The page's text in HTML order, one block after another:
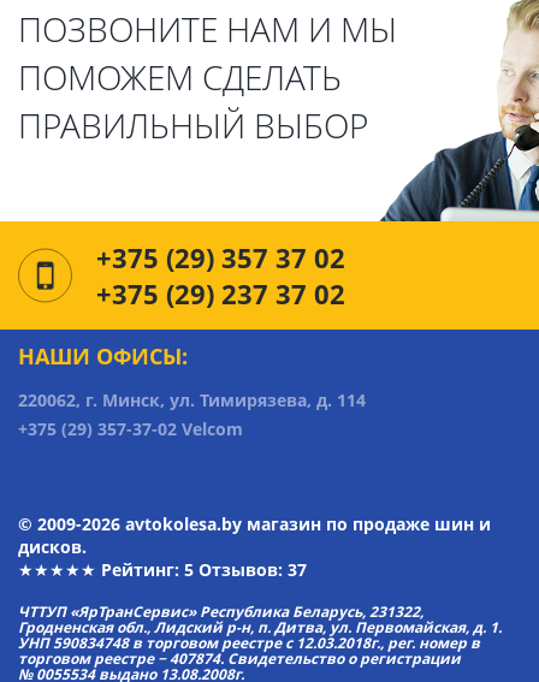
ПОЗВОНИТЕ НАМ И МЫ
ПОМОЖЕМ СДЕЛАТЬ
ПРАВИЛЬНЫЙ ВЫБОР
+375 (29) 357 37 02
+375 (29) 237 37 02
НАШИ ОФИСЫ:
220062, г. Минск, ул. Тимирязева, д. 114
+375 (29) 357-37-02 Velcom
© 2009-2026 avtokolesa.by магазин по продаже шин и
дисков.
★★★★★ Рейтинг: 5 Отзывов: 37
ЧТТУП «ЯрТранСервис» Республика Беларусь, 231322,
Гродненская обл., Лидский р-н, п. Дитва, ул. Первомайская, д. 1.
УНП 590834748 в торговом реестре с 12.03.2018г., рег. номер в
торговом реестре − 407874. Свидетельство о регистрации
№ 0055534 выдано 13.08.2008г.